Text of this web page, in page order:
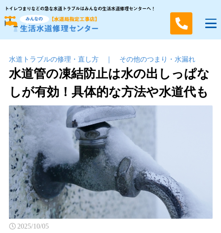
トイレつまりなどの急な水道トラブルはみんなの生活水道修理センターへ！
水道トラブルの修理・直し方｜ その他のつまり・⽔漏れ
水道管の凍結防止は水の出しっぱな
しが有効！具体的な方法や水道代も
2025/10/05